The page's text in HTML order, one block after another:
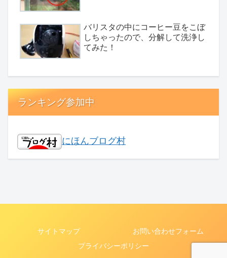
バリスタの中にコーヒー豆をこぼ
しちゃったので、分解して洗浄し
てみた！
ランキング参加中
にほんブログ村
サイトマップ
お問い合わせフォーム
プライバシーポリシー